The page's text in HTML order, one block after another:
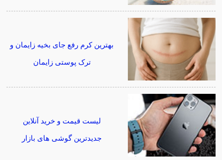
بهترین کرم رفع جای بخیه زایمان و
ترک پوستی زایمان
لیست قیمت و خرید آنلاین
جدیدترین گوشی های بازار